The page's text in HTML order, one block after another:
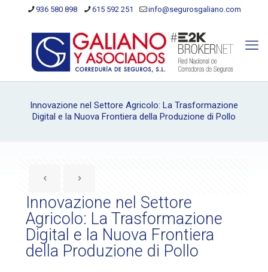
936 580 898 615 592 251 info@segurosgaliano.com
Innovazione nel Settore Agricolo: La Trasformazione
Digital e la Nuova Frontiera della Produzione di Pollo
Innovazione nel Settore
Agricolo: La Trasformazione
Digital e la Nuova Frontiera
della Produzione di Pollo